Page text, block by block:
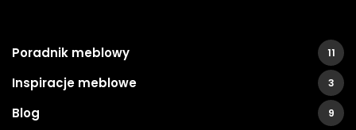
Poradnik meblowy 11
Inspiracje meblowe 3
Blog 9